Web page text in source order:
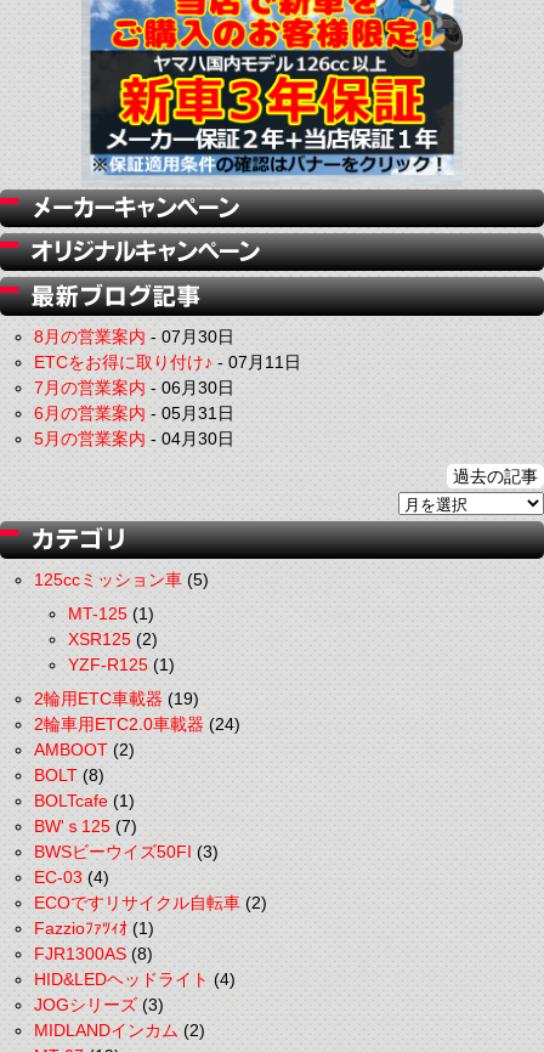
8月の営業案内-07月30日
ETCをお得に取り付け♪-07月11日
7月の営業案内-06月30日
6月の営業案内-05月31日
5月の営業案内-04月30日
過去の記事
125ccミッション車(5)
MT-125(1)
XSR125(2)
YZF-R125(1)
2輪用ETC車載器(19)
2輪車用ETC2.0車載器(24)
AMBOOT(2)
BOLT(8)
BOLTcafe(1)
BW'ｓ125(7)
BWSビーウイズ50FI(3)
EC-03(4)
ECOですリサイクル自転車(2)
Fazzioﾌｧﾂｨｵ(1)
FJR1300AS(8)
HID&LEDヘッドライト(4)
JOGシリーズ(3)
MIDLANDインカム(2)